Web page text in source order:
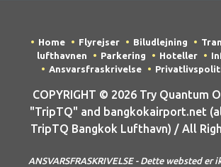
Home Flyrejser Biludlejning
lufthavnen
Parkering Hoteller
Ansvarsfraskrivelse
COPYRIGHT © 2026 Try Quantum
"TripTQ" and bangkokairport.net
TripTQ Bangkok Lufthavn) / All
ANSVARSFRASKRIVELSE - Dette websted